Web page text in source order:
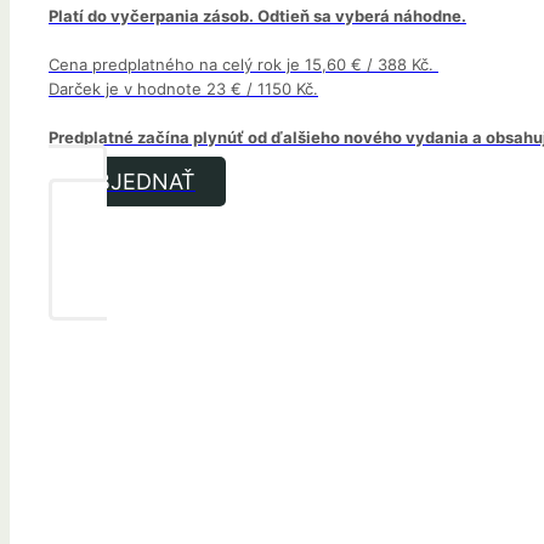
Platí do vyčerpania zásob. Odtieň sa vyberá náhodne.
Cena predplatného na celý rok je 15,60 € / 388 Kč.
Darček je v hodnote 23 € / 1150 Kč.
Predplatné začína plynúť od ďalšieho nového vydania a
OBJEDNAŤ